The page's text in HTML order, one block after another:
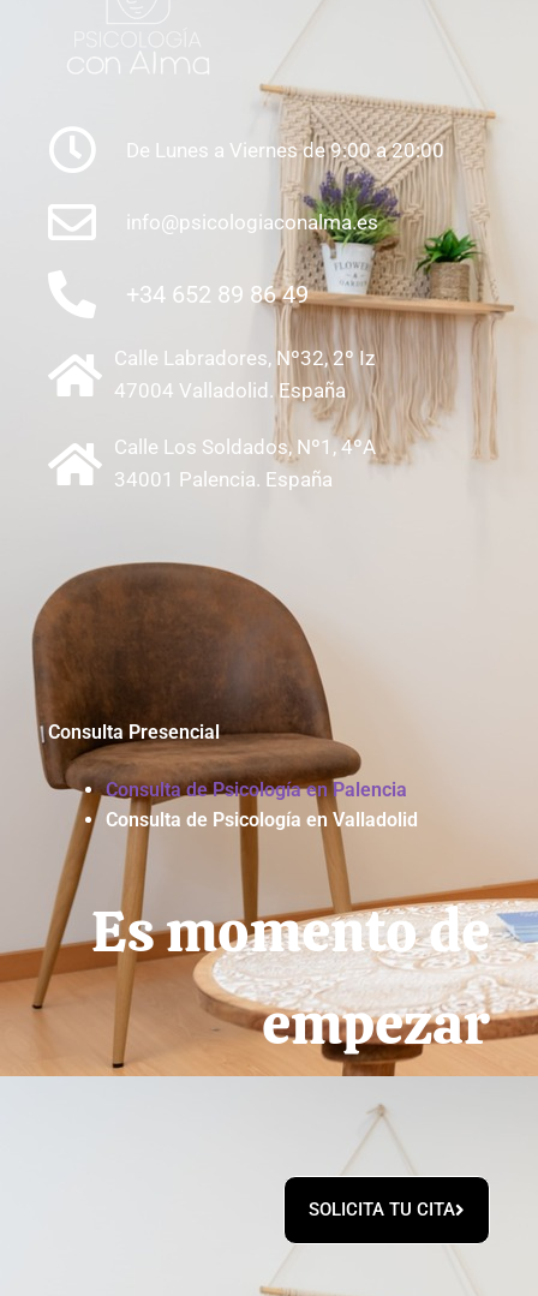
De Lunes a Viernes de 9:00 a 20:00
info@psicologiaconalma.es
+34 652 89 86 49
Calle Labradores, Nº32, 2º Iz
47004 Valladolid. España
Calle Los Soldados, Nº1, 4ºA
34001 Palencia. España
Consulta Presencial
Consulta de Psicología en Palencia
Consulta de Psicología en Valladolid
Es momento de
empezar
SOLICITA TU CITA